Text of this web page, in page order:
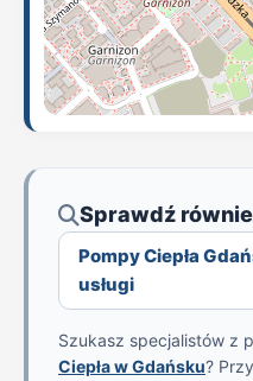
Sprawdź
Pompy Ciepła
usługi
Szukasz specjalistów z
Ciepła w Gdańsku?